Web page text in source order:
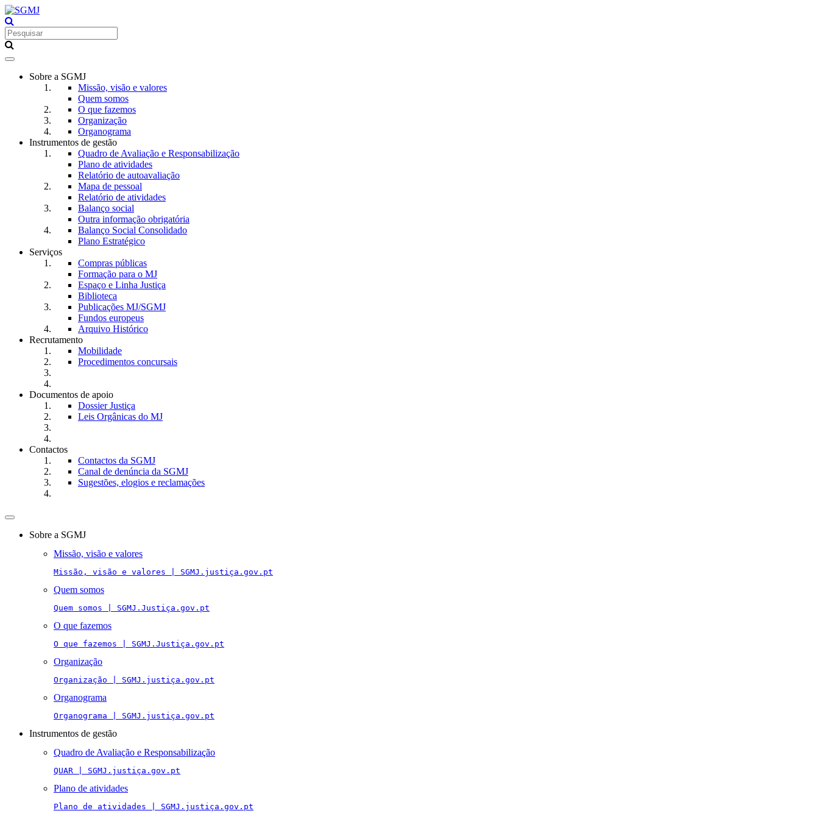
Toggle
navigationSobre a SGMJ
Missão, visão e valores
Quem somos
O que fazemos
Organização
Organograma
Instrumentos de gestão
Quadro de Avaliação e Responsabilização
Plano de atividades
Relatório de autoavaliação
Mapa de pessoal
Relatório de atividades
Balanço social
Outra informação obrigatória
Balanço Social Consolidado
Plano Estratégico
Serviços
Compras públicas
Formação para o MJ
Espaço e Linha Justiça
Biblioteca
Publicações MJ/SGMJ
Fundos europeus
Arquivo Histórico
Recrutamento
Mobilidade
Procedimentos concursais
Documentos de apoio
Dossier Justiça
Leis Orgânicas do MJ
Contactos
Contactos da SGMJ
Canal de denúncia da SGMJ
Sugestões, elogios e reclamações
Toggle
navigationSobre a SGMJ
Missão, visão e valores
Missão, visão e valores | SGMJ.justiça.gov.pt
Quem somos
Quem somos | SGMJ.Justiça.gov.pt
O que fazemos
O que fazemos | SGMJ.Justiça.gov.pt
Organização
Organização | SGMJ.justiça.gov.pt
Organograma
Organograma | SGMJ.justiça.gov.pt
Instrumentos de gestão
Quadro de Avaliação e Responsabilização
QUAR | SGMJ.justiça.gov.pt
Plano de atividades
Plano de atividades | SGMJ.justiça.gov.pt